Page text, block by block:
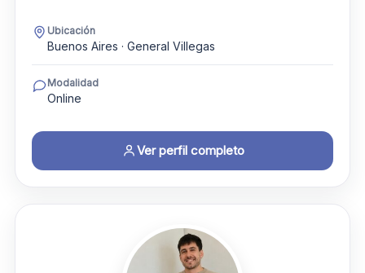
Ubicación
Buenos Aires · General Villegas
Modalidad
Online
Ver perfil completo